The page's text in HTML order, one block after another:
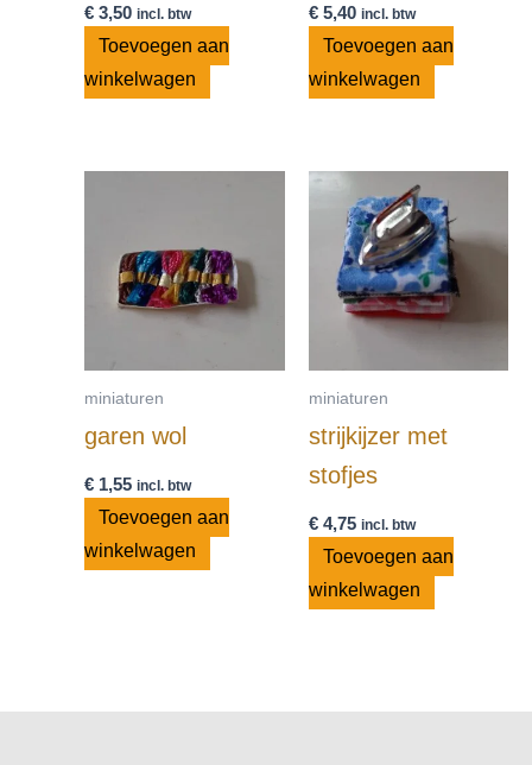
€ 3,50 incl. btw
Toevoegen aan
winkelwagen
€5,40 incl. btw
Toevoegen aan
winkelwagen
miniaturen
garen wol
€ 1,55 incl. btw
Toevoegen aan
winkelwagen
miniaturen
strijkijzer met
stofjes
€4,75 incl. btw
Toevoegen aan
winkelwagen